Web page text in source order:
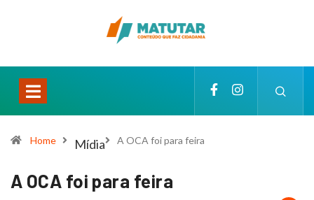
Home Mídia A OCA foi para feira
A OCA foi para feira